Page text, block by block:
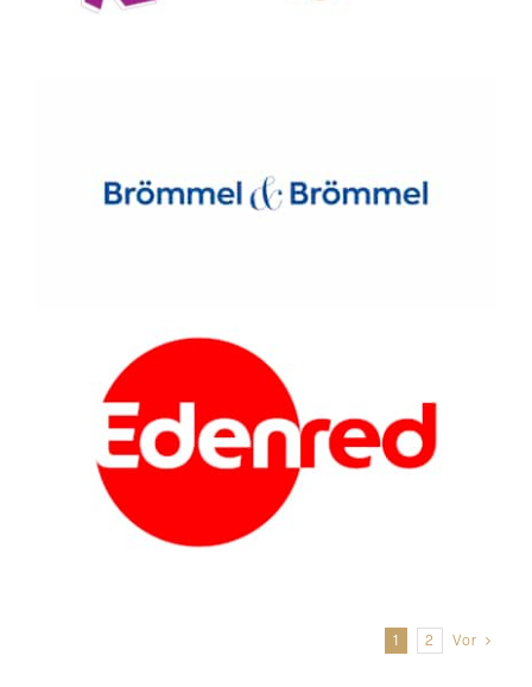
1 2 Vor